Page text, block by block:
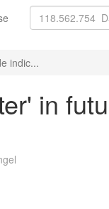
indic...
in